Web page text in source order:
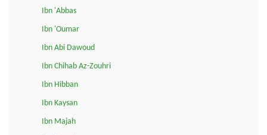
Ibn 'Abbas
Ibn 'Oumar
Ibn Abi Dawoud
Ibn Chihab Az-Zouhri
Ibn Hibban
Ibn Kaysan
Ibn Majah